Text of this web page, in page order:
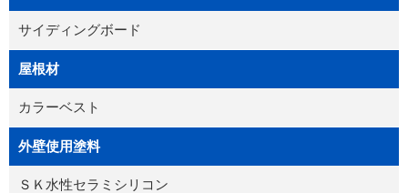
サイディングボード
屋根材
カラーベスト
外壁使用塗料
ＳＫ水性セラミシリコン